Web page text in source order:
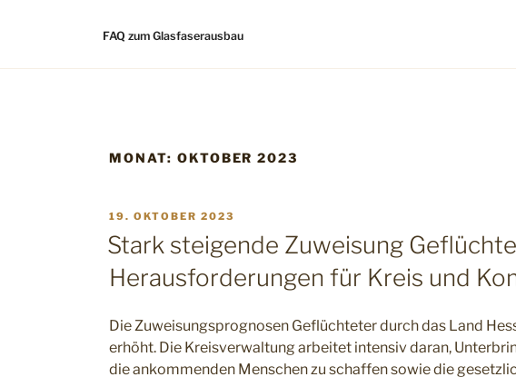
FAQ zum Glasfaserausbau
MONAT: OKTOBER 2023
VERÖFFENTLICHT
AM
19. OKTOBER 2023
Stark steigende Zuweisung
Herausforderungen für Kreis und
Die Zuweisungsprognosen Geflüchteter durch das Land
erhöht. Die Kreisverwaltung arbeitet intensiv daran,
die ankommenden Menschen zu schaffen sowie die